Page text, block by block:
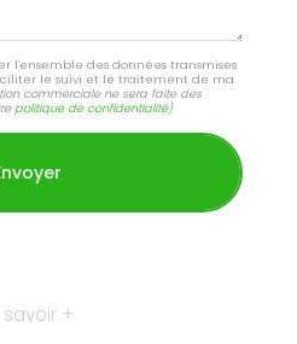
l'ensemble des données transmises
le suivi et le traitement de ma
commerciale ne sera faite des
politique de confidentialité)
savoir +